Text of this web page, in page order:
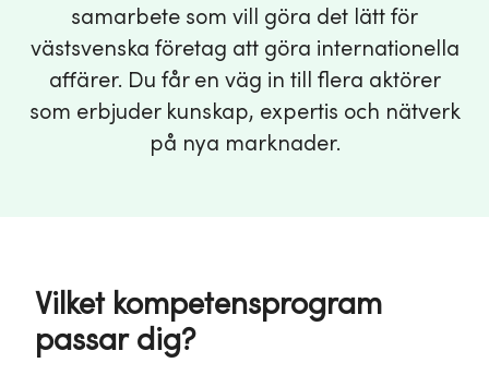
samarbete som vill göra det lätt för
västsvenska företag att göra internationella
affärer. Du får en väg in till flera aktörer
som erbjuder kunskap, expertis och nätverk
på nya marknader.
Vilket kompetensprogram
passar dig?